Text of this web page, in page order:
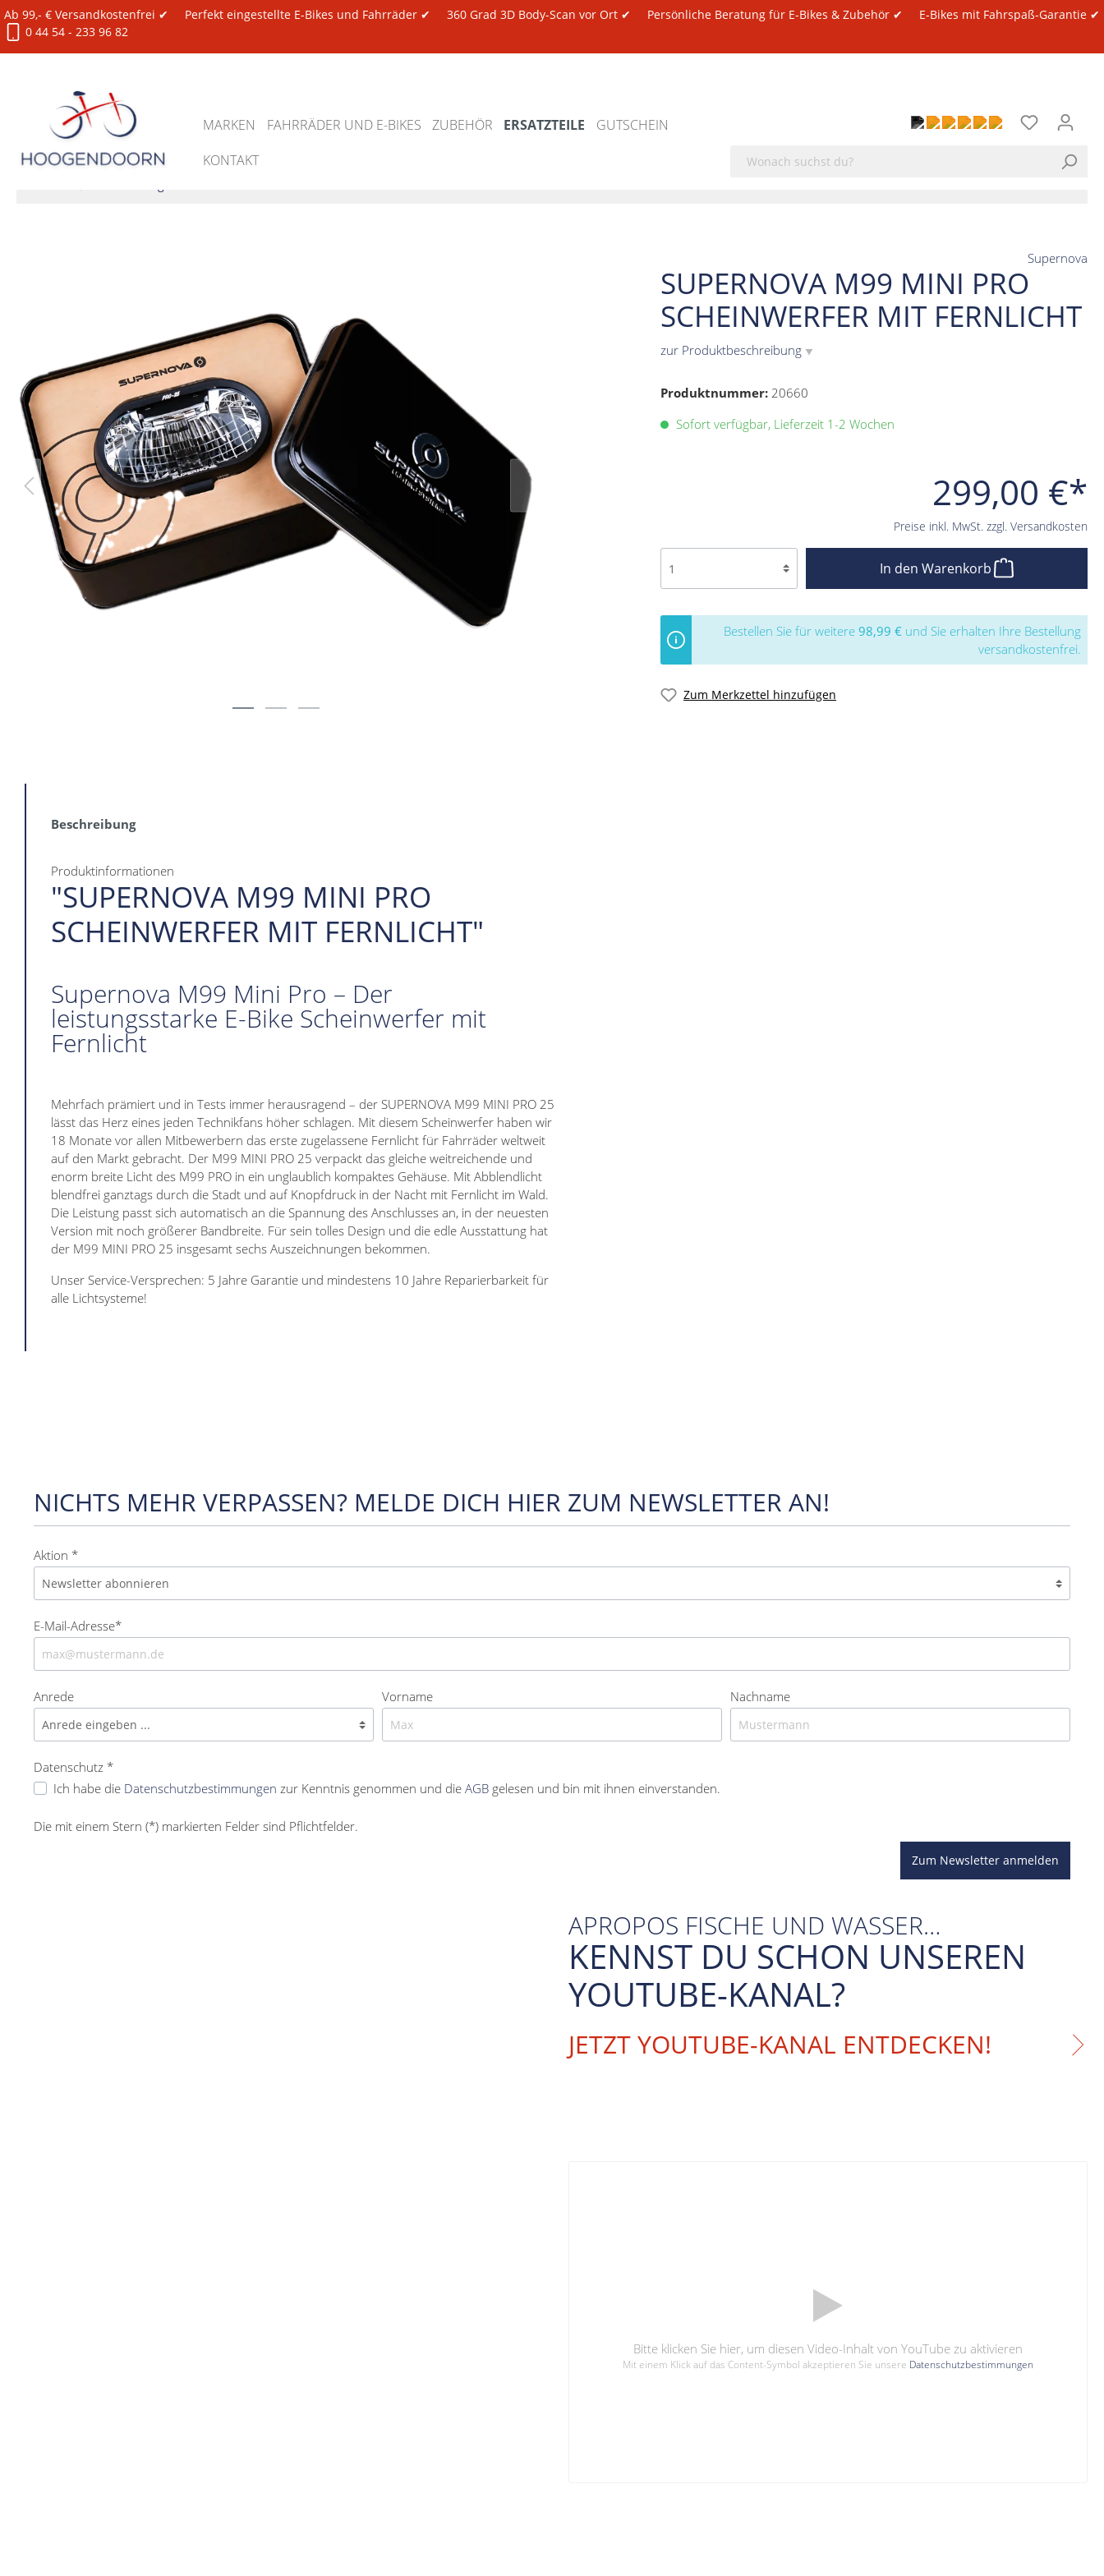
Ab 99,- € Versandkostenfrei ✔ Perfekt eingestellte E-Bikes und Fahrräder ✔ 360 Grad 3D Body-Scan vor Ort ✔ Persönliche Beratung für E-Bikes & Zubehör ✔
E-Bikes mit Fahrspaß-Garantie ✔
0 44 54 - 233 96 82
MARKEN FAHRRÄDER UND E-BIKES ZUBEHÖR ERSATZTEILE
GUTSCHEIN
KONTAKT
SUPERNOVA M99 MINI PRO
SCHEINWERFER MIT FERNLICHT
zur Produktbeschreibung ▼
Supernova
Produktnummer: 20660
299,00 €*
Preise inkl. MwSt. zzgl. Versandkosten
Sofort verfügbar, Lieferzeit 1-2 Wochen
In den Warenkorb
Bestellen Sie für weitere 98,99 € und Sie erhalten Ihre Bestellung
versandkostenfrei.
Zum Merkzettel hinzufügen
Beschreibung
Produktinformationen
"SUPERNOVA M99 MINI PRO
SCHEINWERFER MIT FERNLICHT"
Supernova M99 Mini Pro – Der
leistungsstarke E-Bike Scheinwerfer mit
Fernlicht
Mehrfach prämiert und in Tests immer herausragend – der SUPERNOVA M99 MINI PRO 25
lässt das Herz eines jeden Technikfans höher schlagen. Mit diesem Scheinwerfer haben wir
18 Monate vor allen Mitbewerbern das erste zugelassene Fernlicht für Fahrräder weltweit
auf den Markt gebracht. Der M99 MINI PRO 25 verpackt das gleiche weitreichende und
enorm breite Licht des M99 PRO in ein unglaublich kompaktes Gehäuse. Mit Abblendlicht
blendfrei ganztags durch die Stadt und auf Knopfdruck in der Nacht mit Fernlicht im Wald.
Die Leistung passt sich automatisch an die Spannung des Anschlusses an, in der neuesten
Version mit noch größerer Bandbreite. Für sein tolles Design und die edle Ausstattung hat
der M99 MINI PRO 25 insgesamt sechs Auszeichnungen bekommen.
Unser Service-Versprechen: 5 Jahre Garantie und mindestens 10 Jahre Reparierbarkeit für
alle Lichtsysteme!
NICHTS MEHR VERPASSEN? MELDE DICH HIER ZUM NEWSLETTER AN!
Aktion *
E-Mail-Adresse*
Anrede Vorname Nachname
Datenschutz *
Ich habe die Datenschutzbestimmungen zur Kenntnis genommen und die AGB gelesen und bin mit ihnen einverstanden.
Die mit einem Stern (*) markierten Felder sind Pflichtfelder.
Zum Newsletter anmelden
APROPOS FISCHE UND WASSER…
KENNST DU SCHON UNSEREN
YOUTUBE-KANAL?
JETZT YOUTUBE-KANAL ENTDECKEN!
Bitte klicken Sie hier, um diesen Video-Inhalt von YouTube zu aktivieren
Mit einem Klick auf das Content-Symbol akzeptieren Sie unsere Datenschutzbestimmungen